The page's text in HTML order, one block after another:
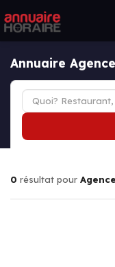
Annuaire
0 résultat pour